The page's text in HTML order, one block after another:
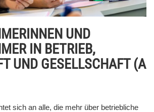
UND
IN BETRIEB,
UND GESELLSCHAFT (A
sich an alle, die mehr über betriebliche